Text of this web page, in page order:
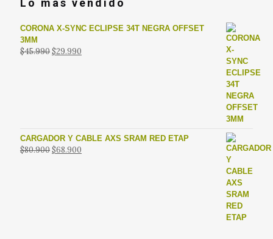
CORONA X-SYNC ECLIPSE 34T NEGRA OFFSET
3MM
$45.990El
$29.990
CARGADOR Y CABLE AXS SRAM RED ETAP
$80.900El
$68.900